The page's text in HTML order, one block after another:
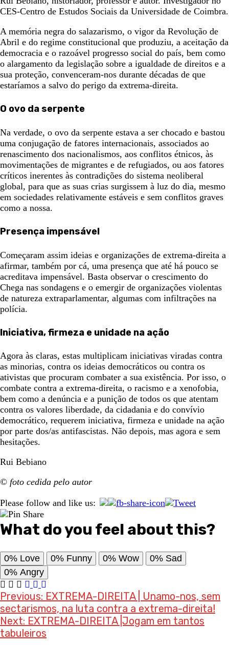
CES-Centro de Estudos Sociais da Universidade de Coimbra.
A memória negra do salazarismo, o vigor da Revolução de
Abril e do regime constitucional que produziu, a aceitação da
democracia e o razoável progresso social do país, bem como
o alargamento da legislação sobre a igualdade de direitos e a
sua proteção, convenceram-nos durante décadas de que
estaríamos a salvo do perigo da extrema-direita.
O ovo da serpente
Na verdade, o ovo da serpente estava a ser chocado e bastou
uma conjugação de fatores internacionais, associados ao
renascimento dos nacionalismos, aos conflitos étnicos, às
movimentações de migrantes e de refugiados, ou aos fatores
críticos inerentes às contradições do sistema neoliberal
global, para que as suas crias surgissem à luz do dia, mesmo
em sociedades relativamente estáveis e sem conflitos graves
como a nossa.
Presença impensável
Começaram assim ideias e organizações de extrema-direita a
afirmar, também por cá, uma presença que até há pouco se
acreditava impensável. Basta observar o crescimento do
Chega nas sondagens e o emergir de organizações violentas
de natureza extraparlamentar, algumas com infiltrações na
polícia.
Iniciativa, firmeza e unidade na ação
Agora às claras, estas multiplicam iniciativas viradas contra
as minorias, contra os ideias democráticos ou contra os
ativistas que procuram combater a sua existência. Por isso, o
combate contra a extrema-direita, o racismo e a xenofobia,
bem como a denúncia e a punição de todos os que atentam
contra os valores liberdade, da cidadania e do convívio
democrático, requerem iniciativa, firmeza e unidade na ação
por parte dos/as antifascistas. Não depois, mas agora e sem
hesitações.
Rui Bebiano
© foto cedida pelo autor
Please follow and like us:
What do you feel about this?
0% Love 0% Funny 0% Wow 0% Sad
0% Angry
Post
navigation
Previous: EXTREMA-DIREITA | Unamo-nos, sem
sectarismos, na luta contra a extrema-direita!
Next: EXTREMA-DIREITA |Jogam em tantos
tabuleiros